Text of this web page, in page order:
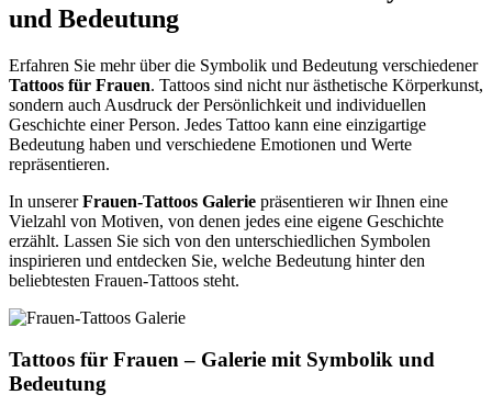
und Bedeutung
Erfahren Sie mehr über die Symbolik und Bedeutung verschiedener
Tattoos für Frauen. Tattoos sind nicht nur ästhetische Körperkunst,
sondern auch Ausdruck der Persönlichkeit und individuellen
Geschichte einer Person. Jedes Tattoo kann eine einzigartige
Bedeutung haben und verschiedene Emotionen und Werte
repräsentieren.
In unsererFrauen-Tattoos Galerie präsentieren wir Ihnen eine
Vielzahl von Motiven, von denen jedes eine eigene Geschichte
erzählt. Lassen Sie sich von den unterschiedlichen Symbolen
inspirieren und entdecken Sie, welche Bedeutung hinter den
beliebtesten Frauen-Tattoos steht.
Tattoos für Frauen – Galerie mit Symbolik und
Bedeutung